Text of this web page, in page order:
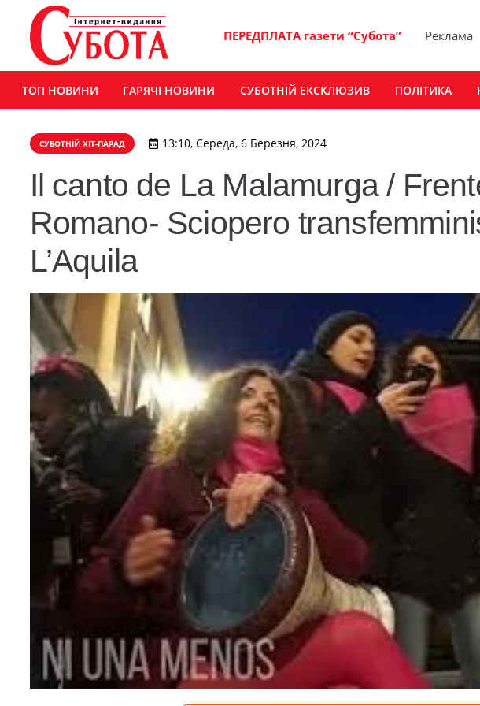
ПЕРЕДПЛАТА газети “Субота” Реклама
ТОП НОВИНИ ГАРЯЧІ НОВИНИ СУБОТНІЙ ЕКСКЛЮЗИВ ПОЛІТИКА
СУБОТНІЙ ХІТ-ПАРАД 13:10, Середа, 6 Березня, 2024
Il canto de La Malamurga /
Romano- Sciopero
L’Aquila